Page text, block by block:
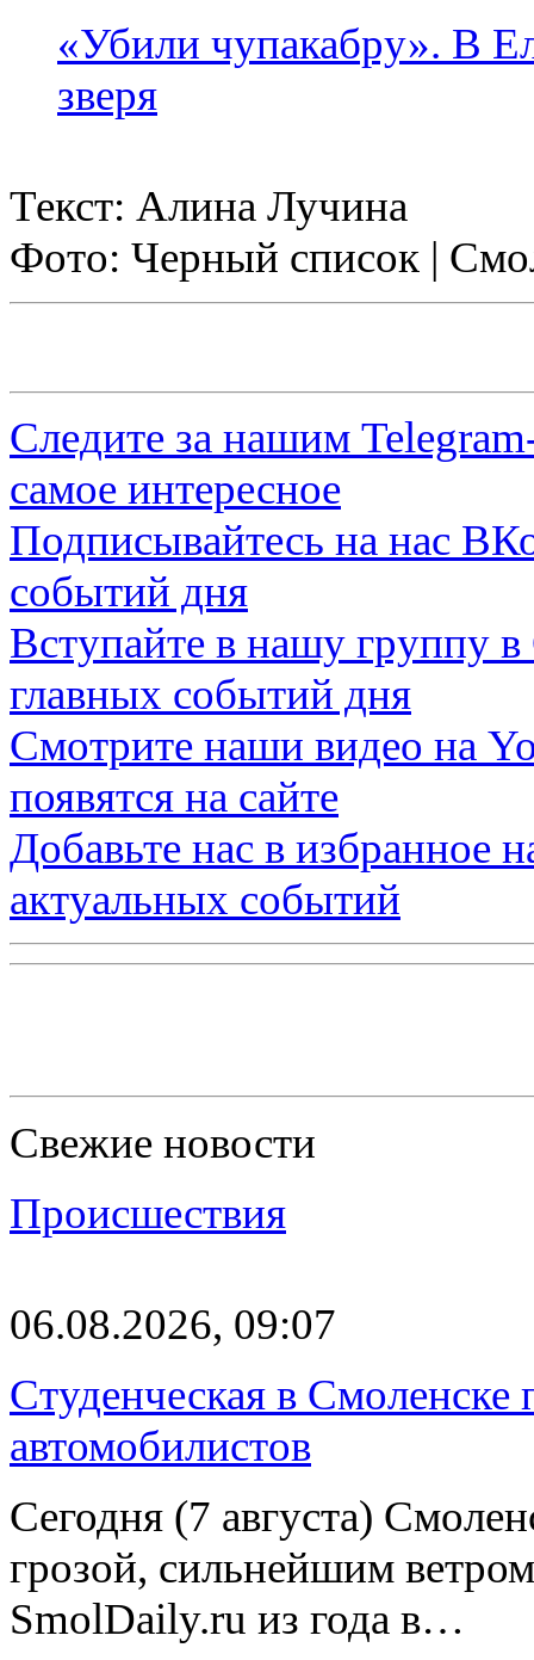
«Убили чупакабру». В
зверя
Текст: Алина Лучина
Фото: Черный список |
Следите за нашим
самое интересное
Подписывайтесь на нас
событий дня
Вступайте в нашу группу в
главных событий дня
Смотрите наши видео на
появятся на сайте
Добавьте нас в избранное
актуальных событий
Свежие новости
Происшествия
06.08.2026, 09:07
Студенческая в Смоленске
автомобилистов
Сегодня (7 августа)
грозой, сильнейшим
SmolDaily.ru из года в…